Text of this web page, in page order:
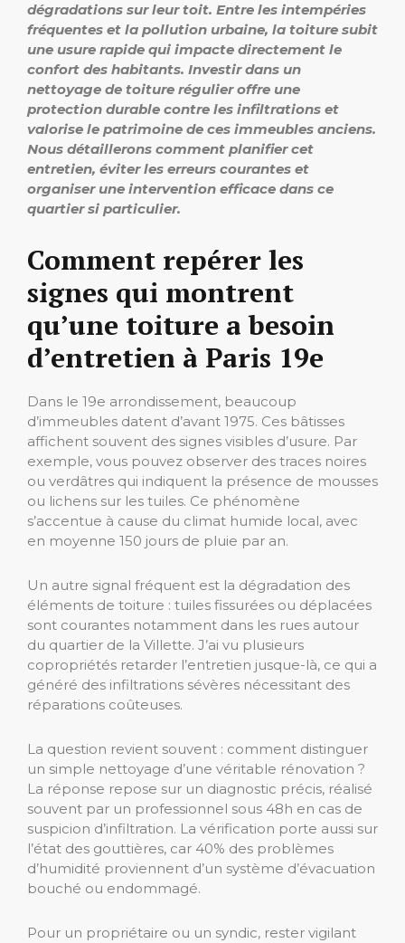
dégradations sur leur toit. Entre les intempéries
fréquentes et la pollution urbaine, la toiture subit
une usure rapide qui impacte directement le
confort des habitants. Investir dans un
nettoyage de toiture régulier offre une
protection durable contre les infiltrations et
valorise le patrimoine de ces immeubles anciens.
Nous détaillerons comment planifier cet
entretien, éviter les erreurs courantes et
organiser une intervention efficace dans ce
quartier si particulier.
Comment repérer les
signes qui montrent
qu’une toiture a besoin
d’entretien à Paris 19e
Dans le 19e arrondissement, beaucoup
d’immeubles datent d’avant 1975. Ces bâtisses
affichent souvent des signes visibles d’usure. Par
exemple, vous pouvez observer des traces noires
ou verdâtres qui indiquent la présence de mousses
ou lichens sur les tuiles. Ce phénomène
s’accentue à cause du climat humide local, avec
en moyenne 150 jours de pluie par an.
Un autre signal fréquent est la dégradation des
éléments de toiture : tuiles fissurées ou déplacées
sont courantes notamment dans les rues autour
du quartier de la Villette. J’ai vu plusieurs
copropriétés retarder l’entretien jusque-là, ce qui a
généré des infiltrations sévères nécessitant des
réparations coûteuses.
La question revient souvent : comment distinguer
un simple nettoyage d’une véritable rénovation ?
La réponse repose sur un diagnostic précis, réalisé
souvent par un professionnel sous 48h en cas de
suspicion d’infiltration. La vérification porte aussi sur
l’état des gouttières, car 40% des problèmes
d’humidité proviennent d’un système d’évacuation
bouché ou endommagé.
Pour un propriétaire ou un syndic, rester vigilant